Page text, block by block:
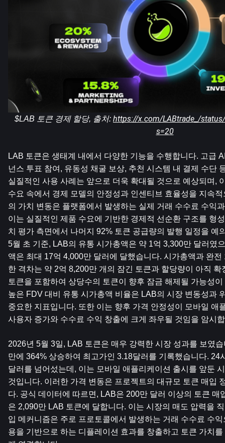
$LAB 토큰 경제 할당, 출처: https://x.com/LABtrade_/
s=20
LAB 토큰은 생태계 내에서 다양한 기능을 수행합니다. 고급
넌스 투표 참여, 유동성 채굴 보상, 추천 시스템 내 결제 수단
실질적인 사용 사례는 앞으로 더욱 확대될 것으로 예상되며,
수요 속에서 경제 모델의 안정성과 인센티브 효율성을 지속
의 가치 변동은 플랫폼에서 발생하는 실제 거래 수수료 수익
이는 실질적인 제품 수요에 기반한 경제적 선순환 구조를 형
치 평가 측면에서 나머지 92% 토큰 공급량의 발행 일정을 예
5월 초 기준, LAB의 유통 시가총액은 약 1억 3,300만 달러였
액은 최대 17억 4,000만 달러에 달했습니다. 시가총액과 완
한 격차는 약 2억 8,200만 개의 잠긴 토큰과 할당량이 아직
토큰을 포함하여 상당수의 토큰이 향후 잠금 해제될 가능성
높은 FDV 대비 유통 시가총액 비율은 LAB의 시장 변동성과
중요한 지표입니다. 또한 이는 향후 가격 안정성이 모바일 애
사용자 증가와 수수료 수익 창출에 크게 좌우될 것임을 암시
2026년 5월 3일, LAB 토큰은 매우 강력한 시장 성과를 보였
만에 364% 상승하여 최고가인 3.18달러를 기록했습니다. 24
달러를 넘어섰는데, 이는 모바일 애플리케이션 출시를 앞둔
것입니다. 이러한 가격 변동은 프로젝트의 대규모 토큰 매입
다. 공식 데이터에 따르면, LAB은 200만 달러 이상의 토큰 매
은 2,090만 LAB 토큰에 달합니다. 이는 시장의 매도 압력을
입 메커니즘은 주로 프로토콜에서 발생하는 거래 수수료 수
용을 기반으로 하는 디플레이션 효과를 창출하고 토큰 가치